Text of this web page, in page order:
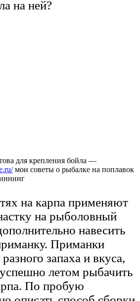
на ней?
для крепления бойла —
мои советы о рыбалке на поплавок
на карпа применяют
на рыболовный
навесить
Приманки
запаха и вкуса,
летом рыбачить
По пробую